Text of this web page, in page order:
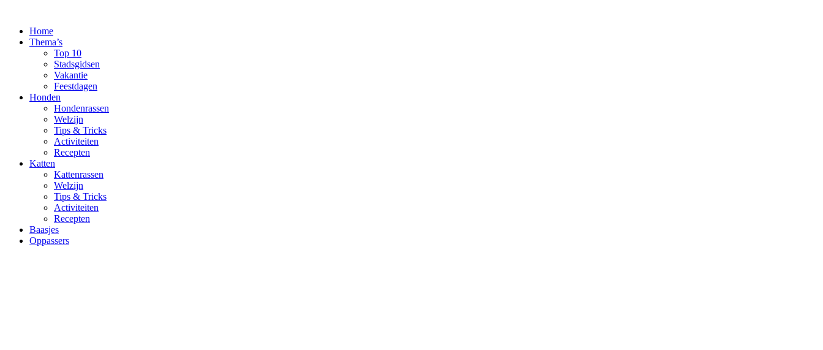
inhoud
Home
Thema’s
Top 10
Stadsgidsen
Vakantie
Feestdagen
Honden
Hondenrassen
Welzijn
Tips & Tricks
Activiteiten
Recepten
Katten
Kattenrassen
Welzijn
Tips & Tricks
Activiteiten
Recepten
Baasjes
Oppassers